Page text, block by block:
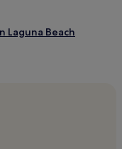
Laguna Beach